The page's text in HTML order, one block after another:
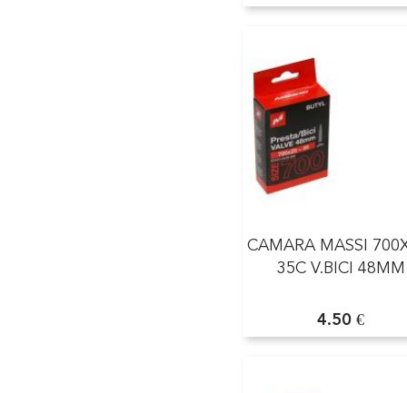
CAMARA MASSI
35C V.BICI 48MM
4.50 €